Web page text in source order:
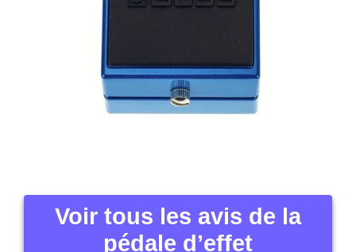
Voir tous les avis de la
pédale d’effet